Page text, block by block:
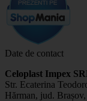
Date de contact
Celoplast Impex
Str. Ecaterina
Hărman, jud.